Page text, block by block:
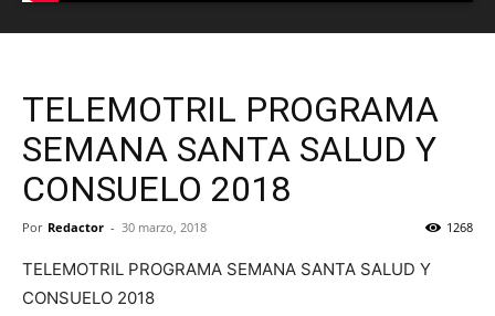
TELEMOTRIL PROGRAMA
SEMANA SANTA SALUD Y
CONSUELO 2018
Por Redactor - 30 marzo, 2018 1268
TELEMOTRIL PROGRAMA SEMANA SANTA SALUD Y
CONSUELO 2018